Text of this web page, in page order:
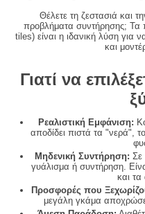
Θέλετε τη ζεστασιά και
προβλήματα συντήρησης; Τα
tiles) είναι η ιδανική λύση για
και
Γιατί να
Ρεαλιστική Εμφάνιση:
αποδίδει πιστά τα "νερά",
Μηδενική Συντήρηση: Σε
γυάλισμα ή συντήρηση.
και
Προσφορές που
μεγάλη γκάμα